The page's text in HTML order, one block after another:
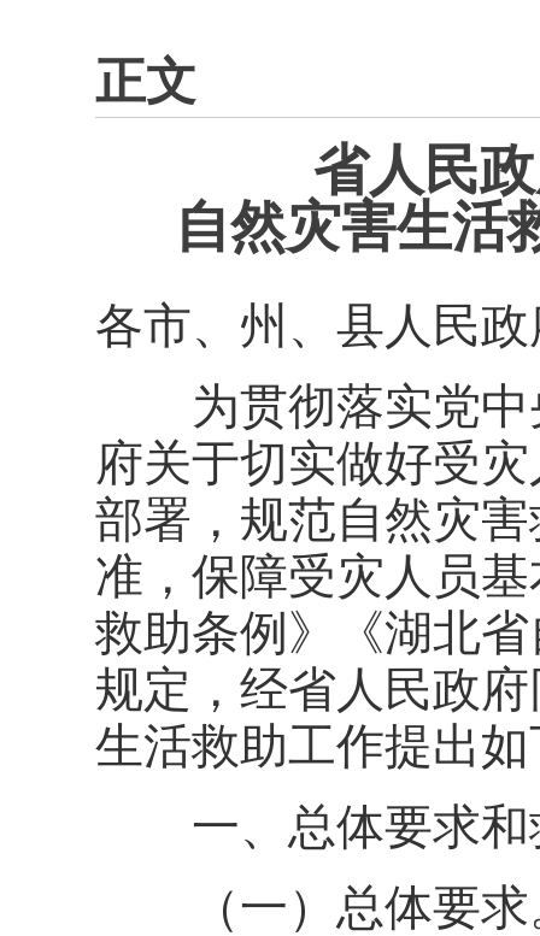
正文
省人民
自然灾害生活
各市、州、县人民
为贯彻落实党中
府关于切实做好受
部署，规范自然灾
准，保障受灾人员
救助条例》《湖北
规定，经省人民政
生活救助工作提出
一、总体要求和
（一）总体要求